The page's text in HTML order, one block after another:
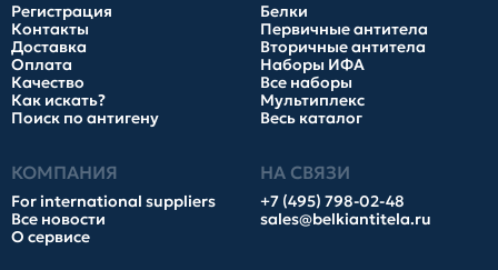
Регистрация
Контакты
Доставка
Оплата
Качество
Как искать?
Поиск по антигену
Белки
Первичные антитела
Вторичные антитела
Наборы ИФА
Все наборы
Мультиплекс
Весь каталог
КОМПАНИЯ
For international suppliers
Все новости
О сервисе
НА СВЯЗИ
+7 (495) 798-02-48
sales@belkiantitela.ru